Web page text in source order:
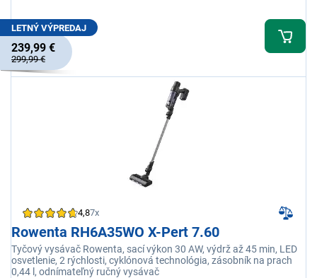
LETNÝ VÝPREDAJ
239,99 €
299,99 €
4,87x
Rowenta RH6A35WO X-Pert 7.60
Tyčový vysávač Rowenta, sací výkon 30 AW, výdrž až 45 min, LED
osvetlenie, 2 rýchlosti, cyklónová technológia, zásobník na prach
0,44 l, odnímateľný ručný vysávač